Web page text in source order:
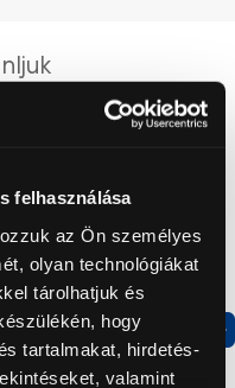
felhasználása
az Ön személyes
olyan technológiákat
tárolhatjuk és
hogy
tartalmakat, hirdetés-
valamint
Termék adatlap